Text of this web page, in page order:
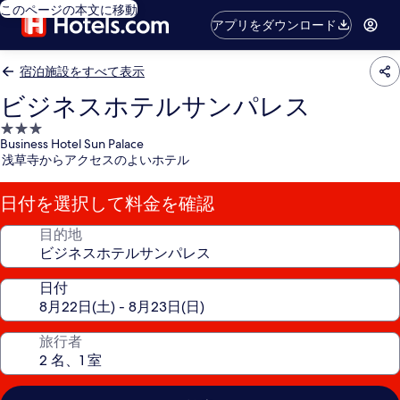
このページの本文に移動
アプリをダウンロード
宿泊施設をすべて表示
ビジネスホテルサンパレス
3.0
つ
星
宿
泊
施
Business Hotel Sun Palace
浅草寺からアクセスのよいホテル
日付を選択して料金を確認
目的地
日付
旅行者